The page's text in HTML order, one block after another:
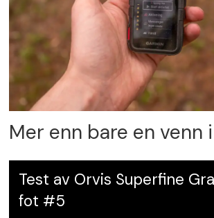
Mer enn bare en venn
Test av Orvis Superfine
fot #5